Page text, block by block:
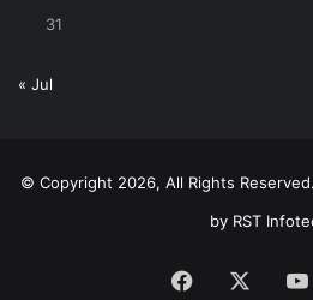
31
« Jul
© Copyright 2026, All Rights
byRST
Facebook